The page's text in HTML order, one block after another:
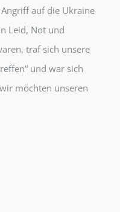
auf die Ukraine
Leid, Not und
traf sich unsere
und war sich
möchten unseren